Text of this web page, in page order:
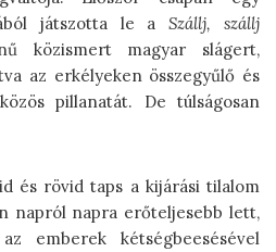
játszotta le aSzállj, szállj
közismert magyar slágert,
az erkélyeken összegyűlő és
pillanatát. De túlságosan
és rövid taps a kijárási tilalom
napról napra erőteljesebb lett,
emberek kétségbeesésével